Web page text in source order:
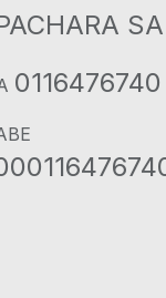
0116476740